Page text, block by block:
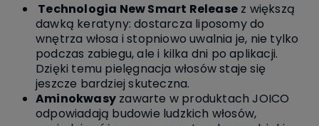
Technologia New Smart Release z większą
dawką keratyny: dostarcza liposomy do
wnętrza włosa i stopniowo uwalnia je, nie tylko
podczas zabiegu, ale i kilka dni po aplikacji.
Dzięki temu pielęgnacja włosów staje się
jeszcze bardziej skuteczna.
Aminokwasy zawarte w produktach JOICO
odpowiadają budowie ludzkich włosów,